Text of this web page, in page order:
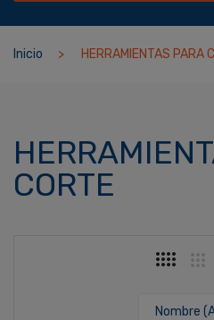
Inicio HERRAMIENTAS PARA
CORTE
Nombre